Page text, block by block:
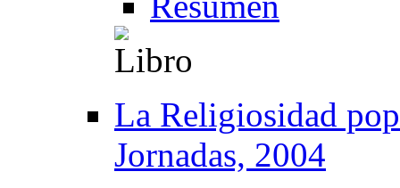
La Religiosidad
Jornadas, 2004